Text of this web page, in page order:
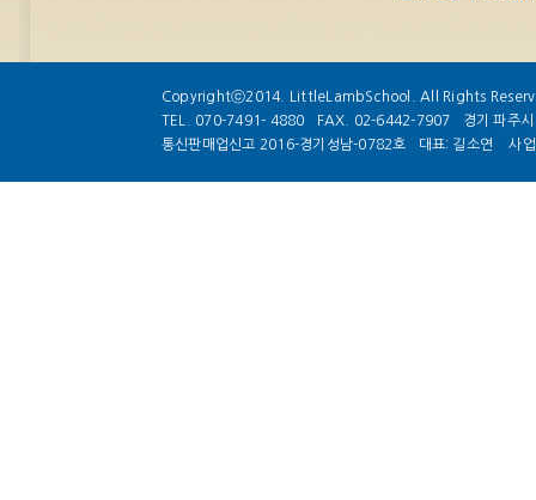
Copyrightⓒ2014. LittleLambSchool. All Rights
TEL. 070-7491- 4880
FAX. 02-6442-7907
경기 파주
통신판매업신고 2016-경기성남-0782호
대표: 길소연 사